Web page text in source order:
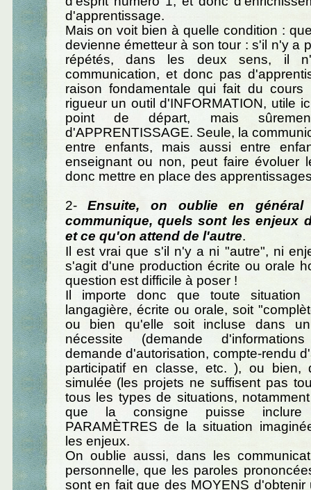
d'apprentissage.
Mais on voit bien à quelle condition :
devienne émetteur à son tour : s'il n'y a
répétés, dans les deux sens, il
communication, et donc pas
raison fondamentale qui fait du cours
rigueur un outil d'INFORMATION, utile
point de départ, mais
d'APPRENTISSAGE. Seule, la
entre enfants, mais aussi entre
enseignant ou non, peut faire évoluer
donc mettre en place des
2-Ensuite, on oublie en général
communique, quels sont les enjeux
et ce qu'on attend de l'autre.
Il est vrai que s'il n'y a ni "autre", ni
s'agit d'une production écrite ou orale
question est difficile à poser !
Il importe donc que toute situation
langagière, écrite ou orale, soit
ou bien qu'elle soit incluse dans
nécessite (demande
demande d'autorisation, compte-rendu
participatif en classe, etc. ), ou bien,
simulée (les projets ne suffisent pas
tous les types de situations,
que la consigne puisse inclure
PARAMÈTRES de la situation
les enjeux.
On oublie aussi, dans les
personnelle, que les paroles
sont en fait que des MOYENS d'obtenir